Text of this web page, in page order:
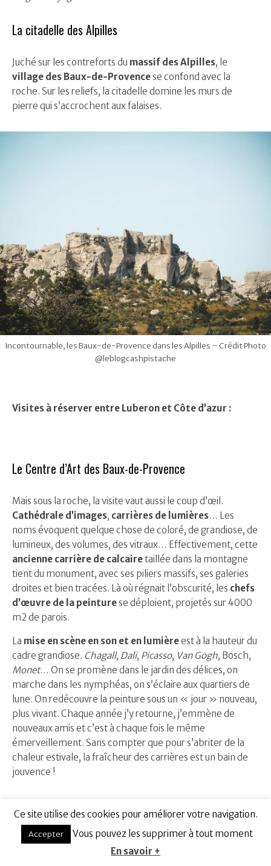
La citadelle des Alpilles
Juché sur les contreforts du massif des Alpilles, le
village des Baux-de-Provencese confond avec la
roche. Sur les reliefs, la citadelle domine les murs de
pierre qui s’accrochent aux falaises.
Incontournable, les Baux-de-Provence dans les Alpilles – Crédit Photo
@leblogcashpistache
Visites à réserver entre Luberon et Côte d’azur :
Le Centre d’Art des Baux-de-Provence
Mais sous la roche, la visite vaut aussi le coup d’œil.
Cathédrale d’images, carrières de lumières… Les
noms évoquent quelque chose de coloré, de grandiose, de
lumineux, des volumes, des vitraux… Effectivement, cette
ancienne carrière de calcairetaillée dans la montagne
tient du monument, avec ses piliers massifs, ses galeries
droites et bien tracées. Là où régnait l’obscurité, les chefs
d’œuvre de la peinturese déploient, projetés sur 4000
m2 de parois.
La mise en scène en son et en lumièreest à la hauteur du
cadre grandiose. Chagall, Dali, Picasso, Van Gogh, Bosch,
Monet… On se promène dans le jardin des délices, on
marche dans les nymphéas, on s’éclaire aux quartiers de
lune. On redécouvre la peinture sous un « jour » nouveau,
plus vivant. Chaque année j’y retourne, j’emmène de
nouveaux amis et c’est à chaque fois le même
émerveillement. Sans compter que pour s’abriter de la
chaleur estivale, la fraîcheur des carrières est un bain de
jouvence !
Conseils pour visiter les Carrières de Lumières
Comme Mathieu l’évoque, même en été, pensez à
prendre un petit gilet pour visiter les
Ce site utilise des cookies pour améliorer votre navigation.
Accepter
Vous pouvez les supprimer à tout moment
En savoir +